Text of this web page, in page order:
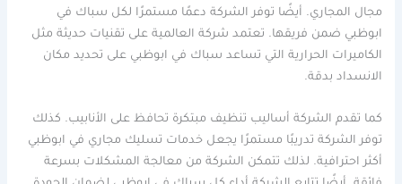
مجال المجاري. أيضًا توفر الشركة دعمًا مستمرًا لكل سباك في
ابوظبي ضمن فريقها. تعتمد شركة العالمية على تقنيات حديثة مثل
الكاميرات الحرارية التي تساعد سباك في ابوظبي على تحديد مكان
الانسداد بدقة.
كما تقدم الشركة أساليب تنظيف مبتكرة تحافظ على الأنابيب. كذلك
توفر الشركة تدريبًا مستمرًا يجعل خدمات تسليك مجاري في ابوظبي
أكثر احترافية. لذلك تتمكن الشركة من معالجة المشكلات بسرعة